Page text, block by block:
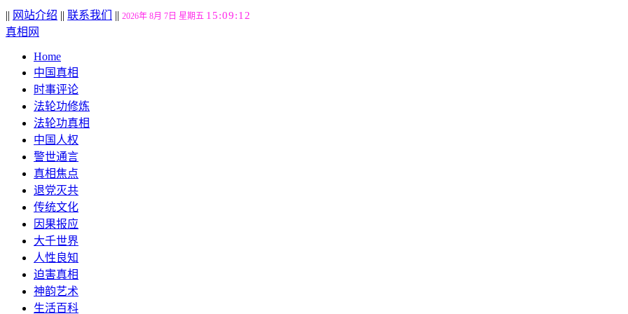
|| 网站介绍 || 联系我们 || 2026年 8月 7日 星期五 15:09:13
真相网
Home
中国真相
时事评论
法轮功修炼
法轮功真相
中国人权
警世通言
真相焦点
退党灭共
传统文化
因果报应
大千世界
人性良知
迫害真相
神韵艺术
生活百科